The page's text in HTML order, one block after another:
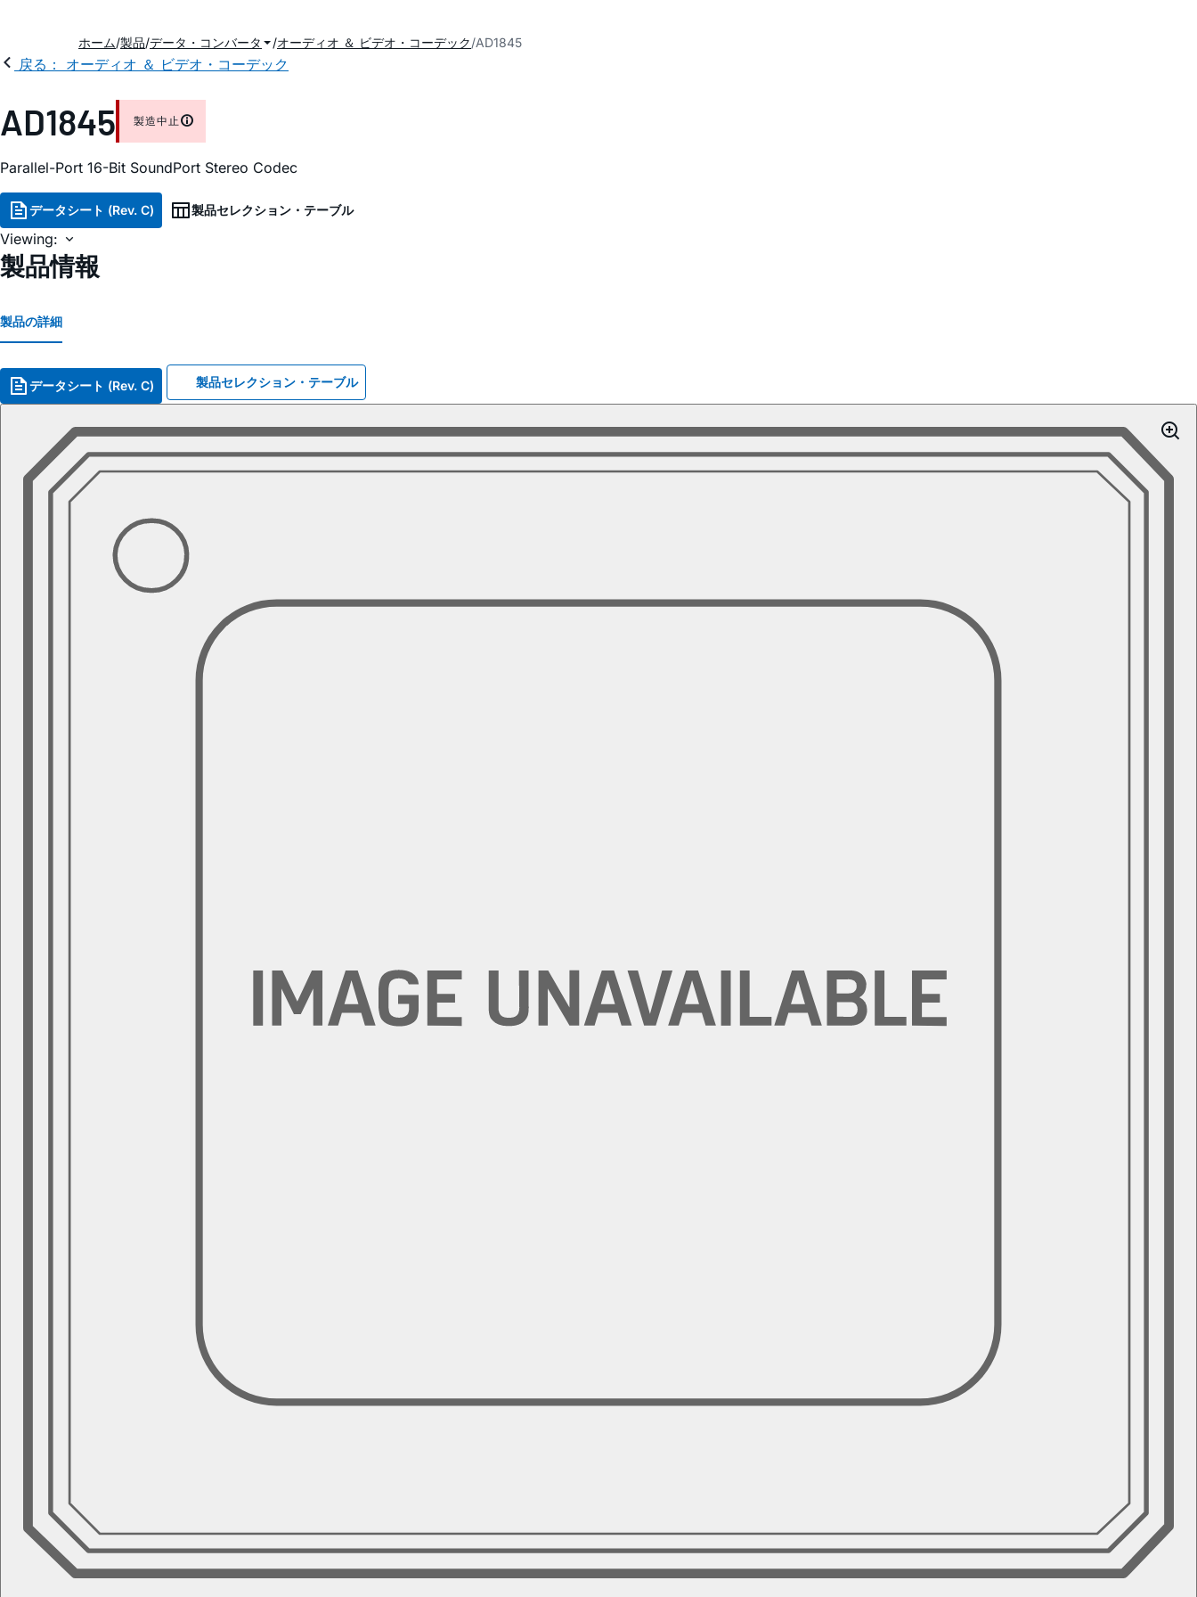
ホーム 製品 データ・コンバータ オーディオ ＆ ビデオ・コーデック AD1845
戻る： オーディオ ＆ ビデオ・コーデック
AD1845 製造中止
Parallel-Port 16-Bit SoundPort Stereo Codec
データシート (Rev. C) 製品セレクション・テーブル
Viewing:
製品情報
製品の詳細
データシート (Rev. C) 製品セレクション・テーブル